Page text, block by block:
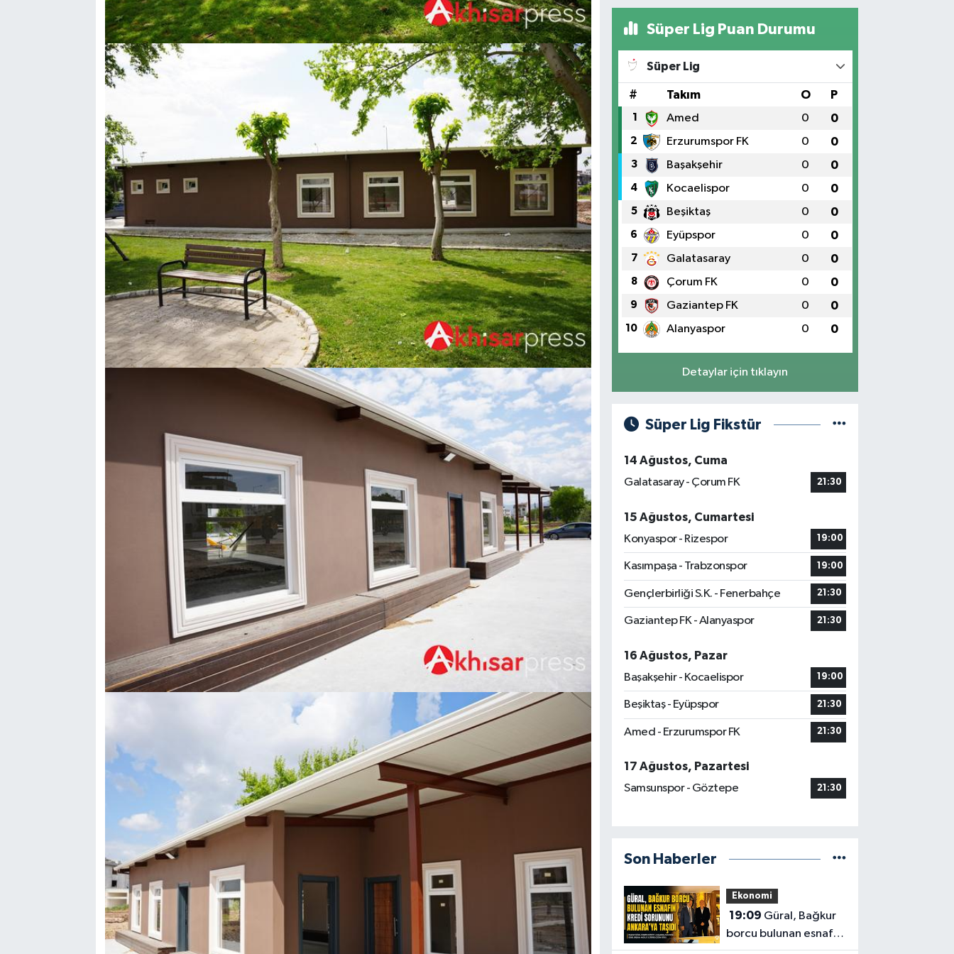
Süper Lig Puan Durumu
Süper Lig
# Takım O P
1 Amed 0 0
2 Erzurumspor FK 0 0
3 Başakşehir 0 0
4 Kocaelispor 0 0
5 Beşiktaş 0 0
6 Eyüpspor 0 0
7 Galatasaray 0 0
8 Çorum FK 0 0
9 Gaziantep FK 0 0
10 Alanyaspor 0 0
Detaylar için tıklayın
Süper Lig Fikstür
14 Ağustos, Cuma
Galatasaray - Çorum FK
21:30
15 Ağustos, Cumartesi
Konyaspor - Rizespor
19:00
Kasımpaşa - Trabzonspor 19:00
Gençlerbirliği S.K. - Fenerbahçe 21:30
Gaziantep FK - Alanyaspor 21:30
16 Ağustos, Pazar
Başakşehir - Kocaelispor
19:00
Beşiktaş - Eyüpspor 21:30
Amed - Erzurumspor FK 21:30
17 Ağustos, Pazartesi
Samsunspor - Göztepe
21:30
Son Haberler
Ekonomi
19:09
borcu bulunan esnafın